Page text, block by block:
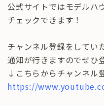
公式サイトではモデルハ
チェックできます！
チャンネル登録をしてい
通知が行きますのでぜひ
↓こちらからチャンネル
https://